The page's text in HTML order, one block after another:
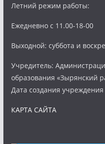
Летний режим работы:
Ежедневно с 11.00-18-00
Выходной: суббота и
Учредитель:
образования «Зырянский
Дата создания учреждения
КАРТА САЙТА